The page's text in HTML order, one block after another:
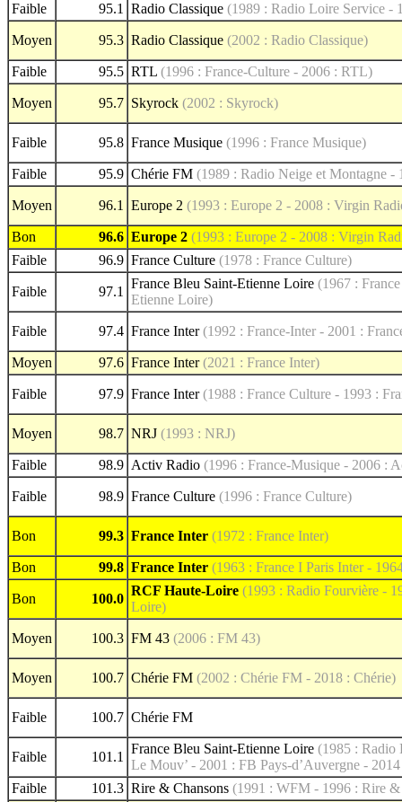
Faible 95.1 Radio Classique (1989 : Radio Loire Service -
Moyen 95.3 Radio Classique (2002 : Radio Classique)
Faible 95.5 RTL (1996 : France-Culture - 2006 : RTL)
Moyen 95.7 Skyrock (2002 : Skyrock)
Faible 95.8 France Musique (1996 : France Musique)
Faible 95.9 Chérie FM (1989 : Radio Neige et Montagne
Moyen 96.1 Europe 2 (1993 : Europe 2 - 2008 : Virgin
Bon 96.6 Europe 2 (1993 : Europe 2 - 2008 : Virgin
Faible
96.9 France Culture (1978 : France Culture)
Faible 97.1
France Bleu Saint-Etienne Loire (1967 :
Etienne Loire)
Faible 97.4 France Inter(1992 : France-Inter - 2001 :
Moyen 97.6 France Inter(2021 : France Inter)
Faible 97.9 France Inter(1988 : France Culture - 1993 :
Moyen 98.7 NRJ (1993 : NRJ)
Faible 98.9 Activ Radio (1996 : France-Musique - 2006 :
Faible 98.9 France Culture (1996 : France Culture)
Bon 99.3 France Inter (1972 : France Inter)
Bon 99.8 France Inter (1963 : France I Paris Inter -
Bon 100.0
RCF Haute-Loire (1993 : Radio Fourvière -
Loire)
Moyen 100.3 FM 43 (2006 : FM 43)
Moyen 100.7 Chérie FM (2002 : Chérie FM - 2018 : Chérie)
Faible 100.7 Chérie FM
Faible 101.1
France Bleu Saint-Etienne Loire (1985 : Radio
Le Mouv’ - 2001 : FB Pays-d’Auvergne -
Faible
101.3 Rire & Chansons (1991 : WFM - 1996 : Rire &